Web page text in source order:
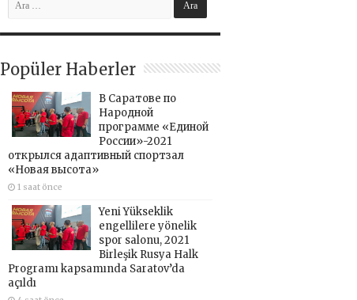
Popüler Haberler
В Саратове по
Народной
программе «Единой
России»-2021
открылся адаптивный спортзал
«Новая высота»
1 saat önce
Yeni Yükseklik
engellilere yönelik
spor salonu, 2021
Birleşik Rusya Halk
Programı kapsamında Saratov’da
açıldı